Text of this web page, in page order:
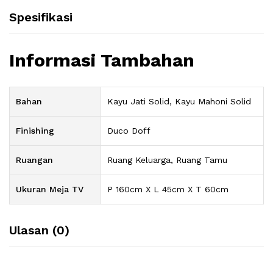
Spesifikasi
Informasi Tambahan
Bahan Kayu Jati Solid, Kayu Mahoni Solid
Finishing Duco Doff
Ruangan Ruang Keluarga, Ruang Tamu
Ukuran Meja TV P 160cm X L 45cm X T 60cm
Ulasan (0)